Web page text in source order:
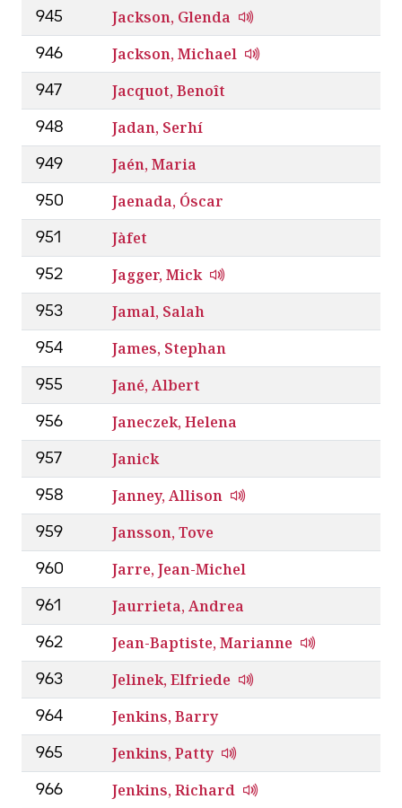
945 Jackson, Glenda
946 Jackson, Michael
947 Jacquot, Benoît
948 Jadan, Serhí
949 Jaén, Maria
950 Jaenada, Óscar
951 Jàfet
952 Jagger, Mick
953 Jamal, Salah
954 James, Stephan
955 Jané, Albert
956 Janeczek, Helena
957 Janick
958 Janney, Allison
959 Jansson, Tove
960 Jarre, Jean-Michel
961 Jaurrieta, Andrea
962 Jean-Baptiste, Marianne
963 Jelinek, Elfriede
964 Jenkins, Barry
965 Jenkins, Patty
966 Jenkins, Richard